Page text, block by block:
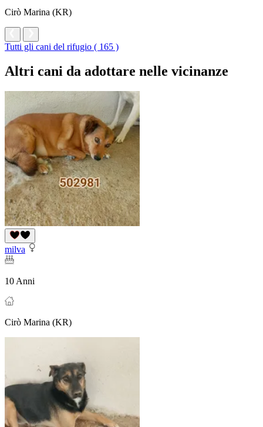
Cirò Marina (KR)
Tutti gli cani del rifugio ( 165 )
Altri cani da adottare nelle vicinanze
milva
10 Anni
Cirò Marina (KR)